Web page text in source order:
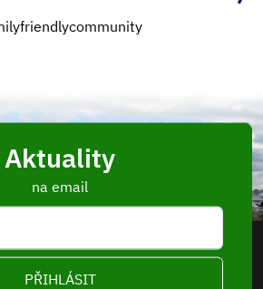
Aktuality
na email
PŘIHLÁSIT